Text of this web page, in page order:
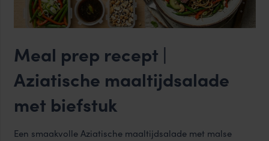
Meal prep recept |
Aziatische maaltijdsalade
met biefstuk
Een smaakvolle Aziatische maaltijdsalade met malse